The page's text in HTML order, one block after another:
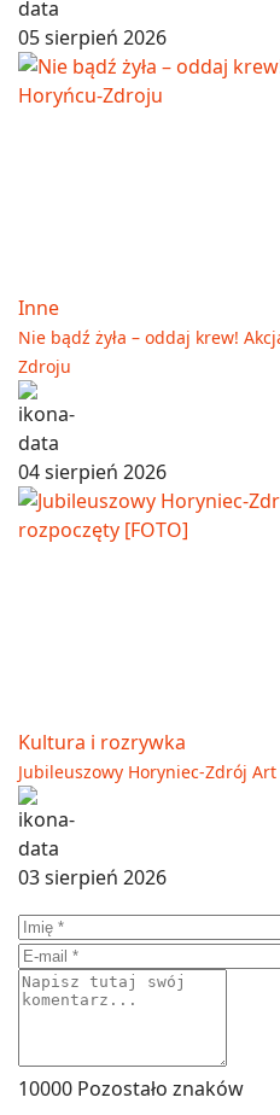
05 sierpień 2026
Inne
Nie bądź żyła – oddaj krew!
Zdroju
04 sierpień 2026
Kultura i rozrywka
Jubileuszowy Horyniec-Zdrój
03 sierpień 2026
10000 Pozostało znaków